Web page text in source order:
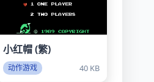
小红帽 (繁)
动作游戏 40 KB